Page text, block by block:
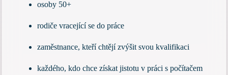
osoby 50+
rodiče vracející se do práce
zaměstnance, kteří chtějí zvýšit svou kvalifikaci
každého, kdo chce získat jistotu v práci s počítačem